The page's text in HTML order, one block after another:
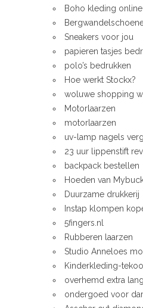
Boho kleding
Sneakers voor jou
papieren tasjes
polo’s bedrukken
Hoe werkt Stockx?
woluwe shopping
Motorlaarzen
motorlaarzen
uv-lamp nagels
23 uur lippenstift
backpack bestellen
Hoeden van
Duurzame drukkerij
Instap klompen
5fingers.nl
Rubberen laarzen
Studio Anneloes
Kinderkleding-
overhemd extra
ondergoed voor